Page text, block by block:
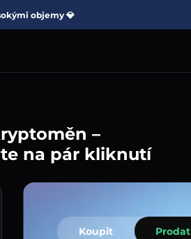
objemy 💎
–
na pár kliknutí
Koupit Prodat